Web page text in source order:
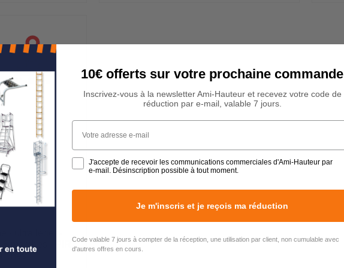
- ultra léger -
marches - PIR
10€ offerts sur votre prochaine commande
Inscrivez-vous à la newsletter Ami-Hauteur et recevez votre code de
réduction par e-mail, valable 7 jours.
Votre adresse e-mail
J'accepte de recevoir les communications commerciales d'Ami-Hauteur par
e-mail. Désinscription possible à tout moment.
Je m'inscris et je reçois ma réduction
Code valable 7 jours à compter de la réception, une utilisation par client, non cumulable avec
d'autres offres en cours.